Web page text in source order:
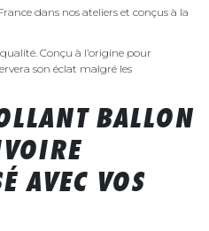
dans nos ateliers et conçus à la
Conçu à l’origine pour
son éclat malgré les
BALLON
AVEC VOS